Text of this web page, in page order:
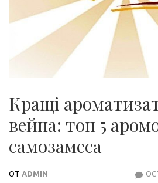
Кращі
вейпа: топ 5
самозамеса
ОТ ADMIN